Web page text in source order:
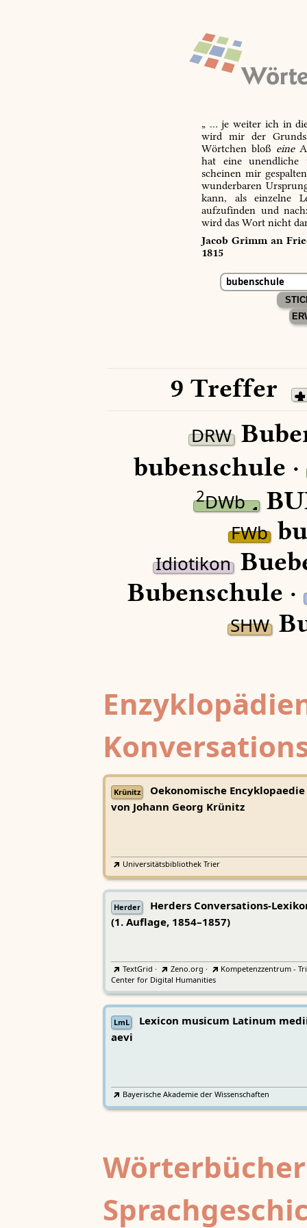
„ … je weiter ich in
wird mir der
Wörtchen bloß eine
hat eine unendliche
scheinen mir
wunderbaren
kann, als einzelne
aufzufinden und
wird das Wort nicht
Jacob Grimm an
1815
9 Treffer
DRW
bubenschule ·
2DWb
FWb
Idiotikon
Bubenschule ·
SHW
Krünitz
Oekonomische Encyklopaedie
von Johann Georg Krünitz
Universitätsbibliothek Trier
Herder
Herders Conversations-
(1. Auflage, 1854–1857)
TextGrid · Zeno.org ·
Kompetenzzentrum -
Center for Digital Humanities
LmL
Lexicon musicum Latinum
aevi
Bayerische Akademie der Wissenschaften